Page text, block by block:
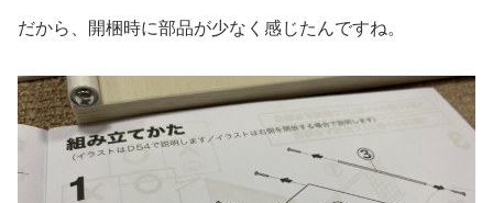
だから、開梱時に部品が少なく感じたんですね。